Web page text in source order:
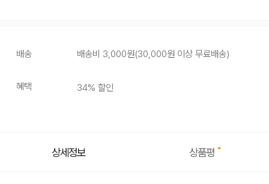
배송 배송비 3,000원(30,000원 이상 무료배송)
혜택 34% 할인
상세정보 상품평